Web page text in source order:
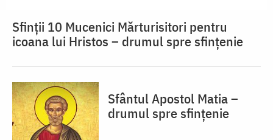
Sfinții 10 Mucenici Mărturisitori pentru
icoana lui Hristos – drumul spre sfințenie
Sfântul Apostol Matia –
drumul spre sfințenie